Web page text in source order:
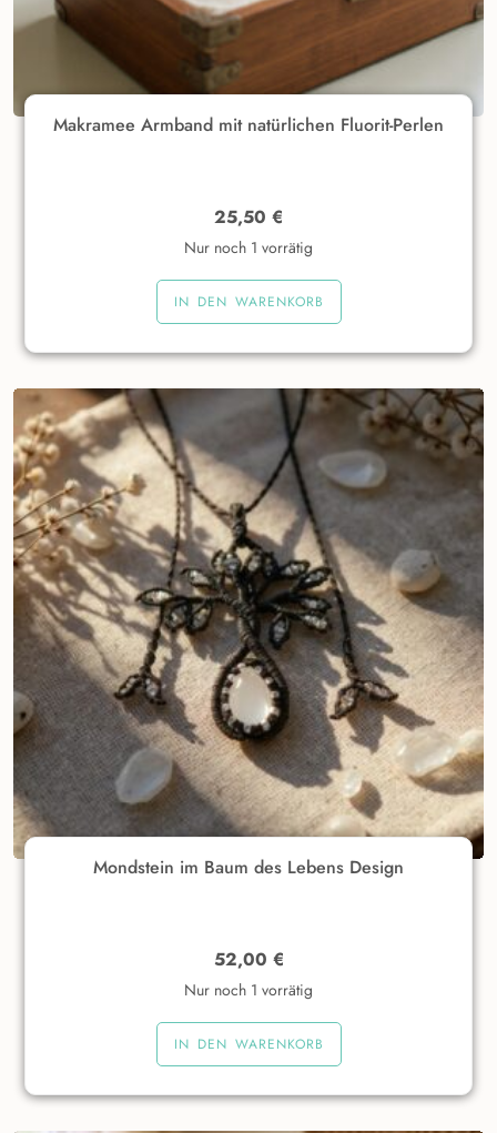
Makramee Armband mit natürlichen Fluorit-Perlen
25,50 €
Nur noch 1 vorrätig
IN DEN WARENKORB
Mondstein im Baum des Lebens Design
52,00 €
Nur noch 1 vorrätig
IN DEN WARENKORB